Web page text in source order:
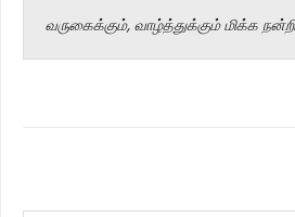
வருகைக்கும், வாழ்த்துக்கும் மிக்க